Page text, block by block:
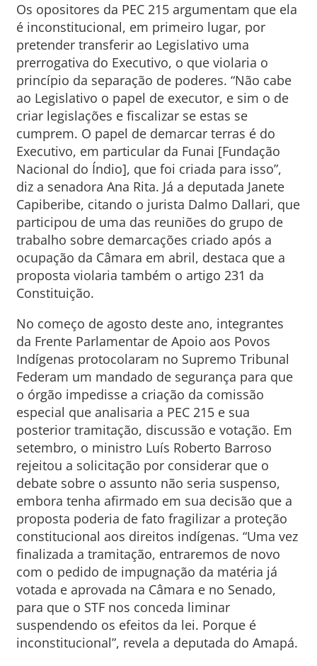
Os opositores da PEC 215 argumentam que ela
é inconstitucional, em primeiro lugar, por
pretender transferir ao Legislativo uma
prerrogativa do Executivo, o que violaria o
princípio da separação de poderes. “Não cabe
ao Legislativo o papel de executor, e sim o de
criar legislações e fiscalizar se estas se
cumprem. O papel de demarcar terras é do
Executivo, em particular da Funai [Fundação
Nacional do Índio], que foi criada para isso”,
diz a senadora Ana Rita. Já a deputada Janete
Capiberibe, citando o jurista Dalmo Dallari, que
participou de uma das reuniões do grupo de
trabalho sobre demarcações criado após a
ocupação da Câmara em abril, destaca que a
proposta violaria também o artigo 231 da
Constituição.
No começo de agosto deste ano, integrantes
da Frente Parlamentar de Apoio aos Povos
Indígenas protocolaram no Supremo Tribunal
Federam um mandado de segurança para que
o órgão impedisse a criação da comissão
especial que analisaria a PEC 215 e sua
posterior tramitação, discussão e votação. Em
setembro, o ministro Luís Roberto Barroso
rejeitou a solicitação por considerar que o
debate sobre o assunto não seria suspenso,
embora tenha afirmado em sua decisão que a
proposta poderia de fato fragilizar a proteção
constitucional aos direitos indígenas. “Uma vez
finalizada a tramitação, entraremos de novo
com o pedido de impugnação da matéria já
votada e aprovada na Câmara e no Senado,
para que o STF nos conceda liminar
suspendendo os efeitos da lei. Porque é
inconstitucional”, revela a deputada do Amapá.